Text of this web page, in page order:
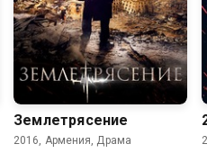
Землетрясение
2016, Армения, Драма